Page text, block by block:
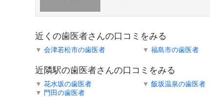
近くの歯医者さんの口コミをみる
▼ 会津若松市の歯医者 ▼ 福島市の歯医者
近隣駅の歯医者さんの口コミをみる
▼ 花水坂の歯医者 ▼ 飯坂温泉の歯医者
▼ 門田の歯医者